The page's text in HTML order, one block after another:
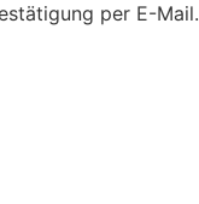
per E-Mail.